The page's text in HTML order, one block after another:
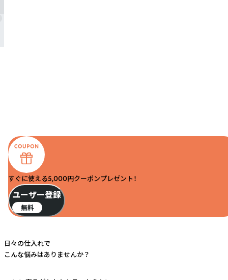
すぐに使える5,000円クーポンプレゼント！
ユーザー登録
無料
日々の仕入れで
こんな悩みはありませんか？